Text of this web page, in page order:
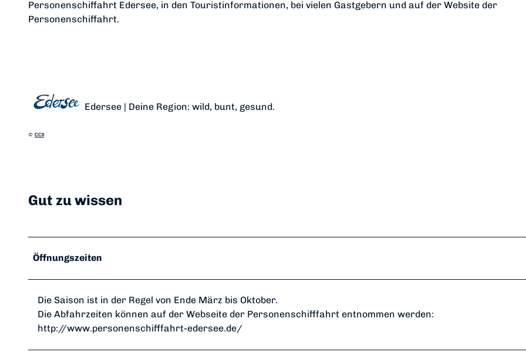
Personenschiffahrt Edersee, in den Touristinformationen, bei vielen Gastgebern und auf der Website der
Personenschiffahrt.
© CC0
Edersee | Deine Region: wild, bunt, gesund.
Gut zu wissen
Öffnungszeiten
Die Saison ist in der Regel von Ende März bis Oktober.
Die Abfahrzeiten können auf der Webseite der Personenschifffahrt entnommen werden:
http://www.personenschifffahrt-edersee.de/